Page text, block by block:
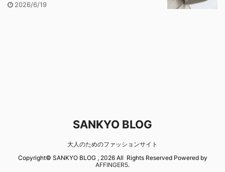
2026/6/19
SANKYO BLOG
大人のためのファッションサイト
Copyright© SANKYO BLOG , 2026 All Rights Reserved Powered by
AFFINGER5.